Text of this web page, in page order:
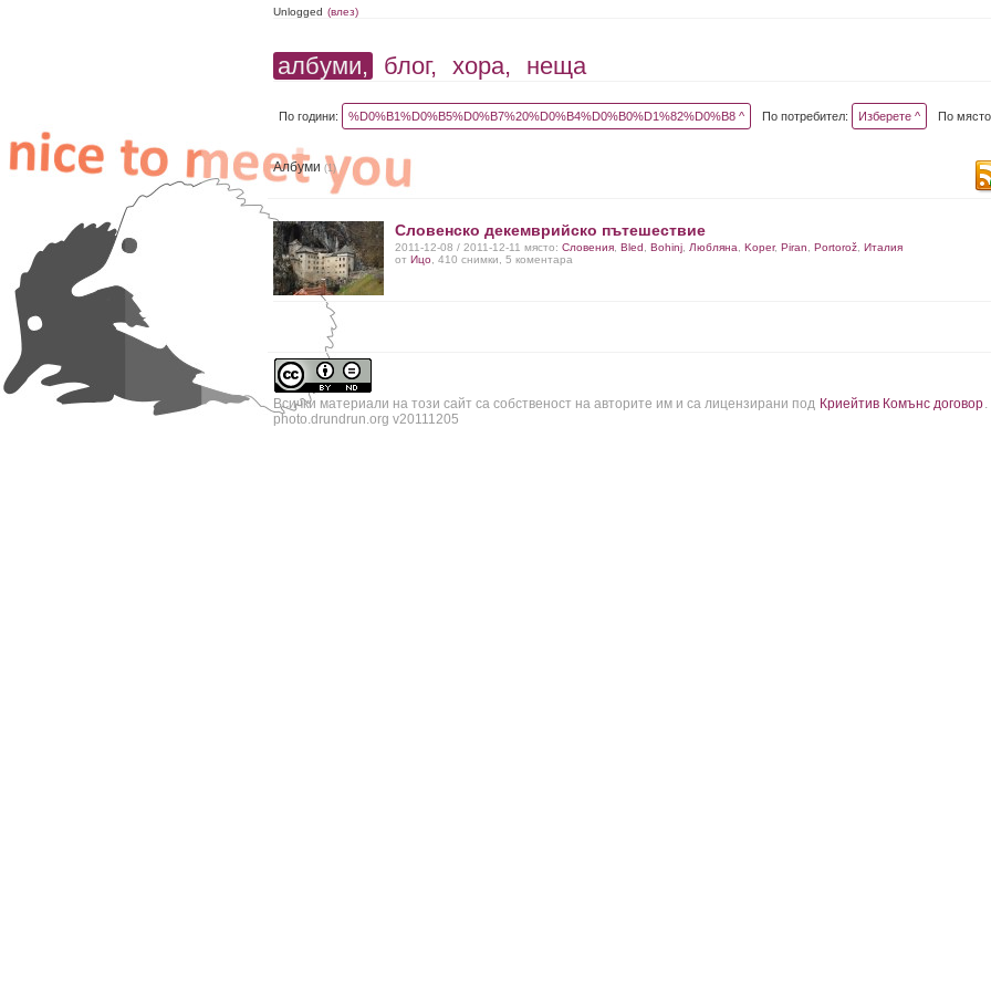
Unlogged (влез)
албуми, блог, хора, неща
По години: %D0%B1%D0%B5%D0%B7%20%D0%B4%D0%B0%D1%82%D0%B8 ^ По потребител: Изберете ^ По
Албуми (1)
Словенско декемврийско пътешествие
2011-12-08 / 2011-12-11 място: Словения, Bled Bohinj, Любляна Koper, Piran Portorož, Италия
от Ицо, 410 снимки, 5 коментара
Всички материали на този сайт са собственост на авторите им и са лицензирани под Криейтив Комънс договор.
photo.drundrun.org v20111205